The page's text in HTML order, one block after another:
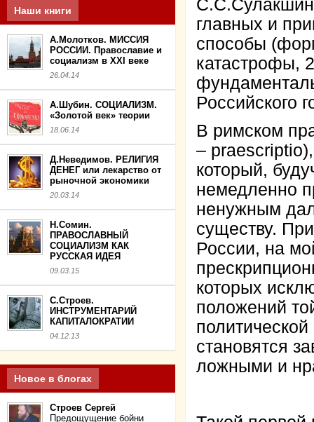
Наши книги
А.Молотков. МИССИЯ
РОССИИ. Православие и
социализм в XXI веке
26.04.14
А.Шубин. СОЦИАЛИЗМ.
«Золотой век» теории
18.06.14
Д.Неведимов. РЕЛИГИЯ
ДЕНЕГ или лекарство от
рыночной экономики
20.03.14
Н.Сомин.
ПРАВОСЛАВНЫЙ
СОЦИАЛИЗМ КАК
РУССКАЯ ИДЕЯ
09.03.15
С.Строев.
ИНСТРУМЕНТАРИЙ
КАПИТАЛОКРАТИИ
04.12.13
Новое в блогах
Строев Сергей
Предощущение бойни
главных и
способы
катастрофы,
Российского
В римском
–
который,
немедленно
ненужным
существу.
России, на
которых
положений
становятся
ложными и